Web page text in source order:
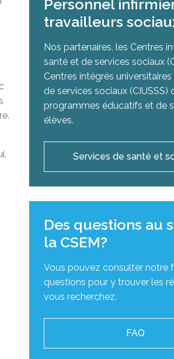
Personnel
travailleurs
Nos partenaires, les Centres
santé et de services sociaux
Centres intégrés
de services sociaux (CIUSSS)
programmes éducatifs et de
élèves.
Services de santé et
Des questions au
la CSEM?
Vous pouvez consulter notre
questions pour y trouver les
vous recherchez.
FAQ